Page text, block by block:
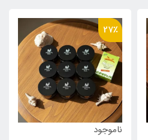
22٪
690,000
540,000